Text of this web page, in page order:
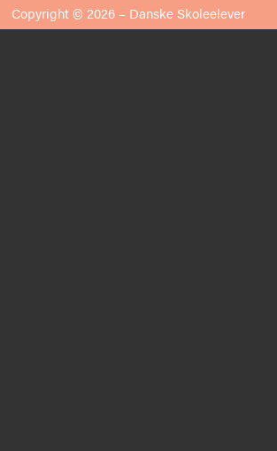
Copyright © 2026 – Danske Skoleelever